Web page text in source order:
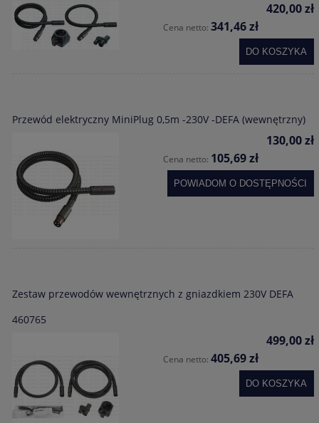
420,00 zł
Cena netto: 341,46 zł
DO KOSZYKA
Przewód elektryczny MiniPlug 0,5m -230V -DEFA (wewnętrzny)
130,00 zł
Cena netto: 105,69 zł
POWIADOM O DOSTĘPNOŚCI
Zestaw przewodów wewnętrznych z gniazdkiem 230V DEFA
460765
499,00 zł
Cena netto: 405,69 zł
DO KOSZYKA